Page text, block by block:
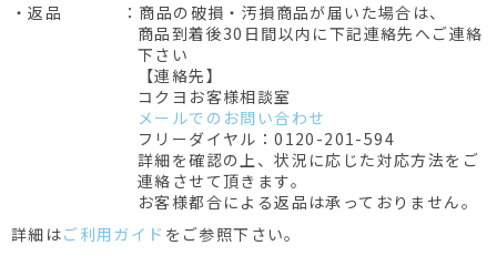
・返品
：商品の破損・汚損商品が届いた場合は、
商品到着後30日間以内に下記連絡先へご連絡
下さい
【連絡先】
コクヨお客様相談室
メールでのお問い合わせ
フリーダイヤル：0120-201-594
詳細を確認の上、状況に応じた対応方法をご
連絡させて頂きます。
お客様都合による返品は承っておりません。
詳細はご利用ガイド をご参照下さい。